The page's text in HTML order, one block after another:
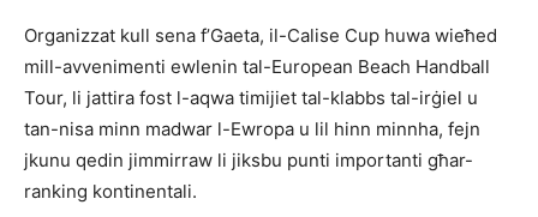
Organizzat kull sena f’Gaeta, il-Calise Cup huwa wieħed
mill-avvenimenti ewlenin tal-European Beach Handball
Tour, li jattira fost l-aqwa timijiet tal-klabbs tal-irġiel u
tan-nisa minn madwar l-Ewropa u lil hinn minnha, fejn
jkunu qedin jimmirraw li jiksbu punti importanti għar-
ranking kontinentali.